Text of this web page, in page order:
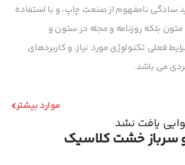
سادگی نامفهوم از صنعت چاپ، و با استفاده
بلکه روزنامه و مجله در ستون و
فعلی تکنولوژی مورد نیاز، و کاربردهای
می باشد.
موارد بیشتر
یافت نشد
سرباز خشت کلاسیک